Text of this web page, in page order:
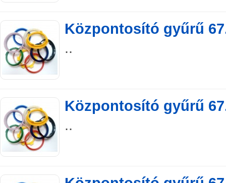
Központosító gyűrű
..
Központosító gyűrű
..